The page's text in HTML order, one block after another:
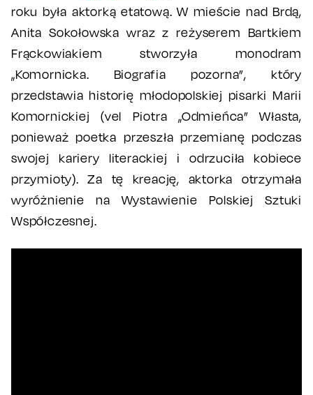
roku była aktorką etatową. W mieście nad Brdą,
Anita Sokołowska wraz z reżyserem Bartkiem
Frąckowiakiem stworzyła monodram
„Komornicka. Biografia pozorna”, który
przedstawia historię młodopolskiej pisarki Marii
Komornickiej (vel Piotra „Odmieńca” Własta,
ponieważ poetka przeszła przemianę podczas
swojej kariery literackiej i odrzuciła kobiece
przymioty). Za tę kreację, aktorka otrzymała
wyróżnienie na Wystawienie Polskiej Sztuki
Współczesnej.